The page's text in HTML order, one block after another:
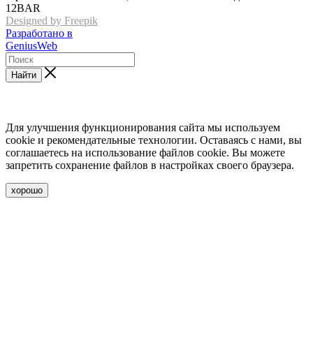
12BAR
Designed by Freepik
Разработано в
GeniusWeb
Найти
Для улучшения функционирования сайта мы используем
cookie и рекомендательные технологии. Оставаясь с нами, вы
соглашаетесь на использование файлов cookie. Вы можете
запретить сохранение файлов в настройках своего браузера.
хорошо